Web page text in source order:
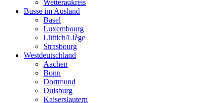
Wetteraukreis
Busse im Ausland
Basel
Luxembourg
Lüttich/Liège
Strasbourg
Westdeutschland
Aachen
Bonn
Dortmund
Duisburg
Kaiserslautern